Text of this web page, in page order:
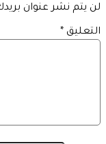
لن يتم نشر عنوان
التعليق *